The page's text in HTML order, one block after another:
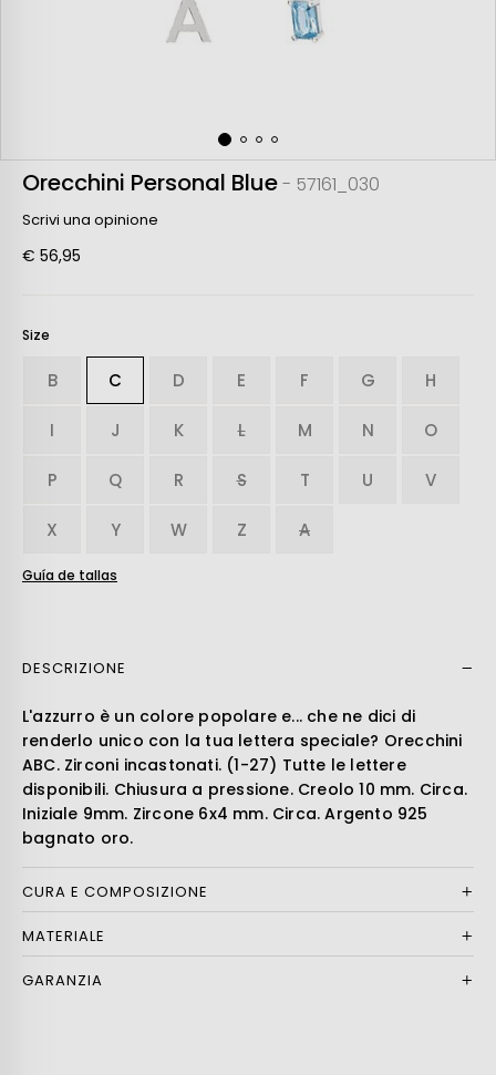
Orecchini Personal Blue- 57161_030
Scrivi una opinione
€ 56,95
Size
B C D E F G H
I J K L M N O
P Q R S T U V
X Y W Z A
Guía de tallas
DESCRIZIONE
L'azzurro è un colore popolare e... che ne dici di
renderlo unico con la tua lettera speciale? Orecchini
ABC. Zirconi incastonati. (1-27) Tutte le lettere
disponibili. Chiusura a pressione. Creolo 10 mm. Circa.
Iniziale 9mm. Zircone 6x4 mm. Circa. Argento 925
bagnato oro.
CURA E COMPOSIZIONE
MATERIALE
GARANZIA